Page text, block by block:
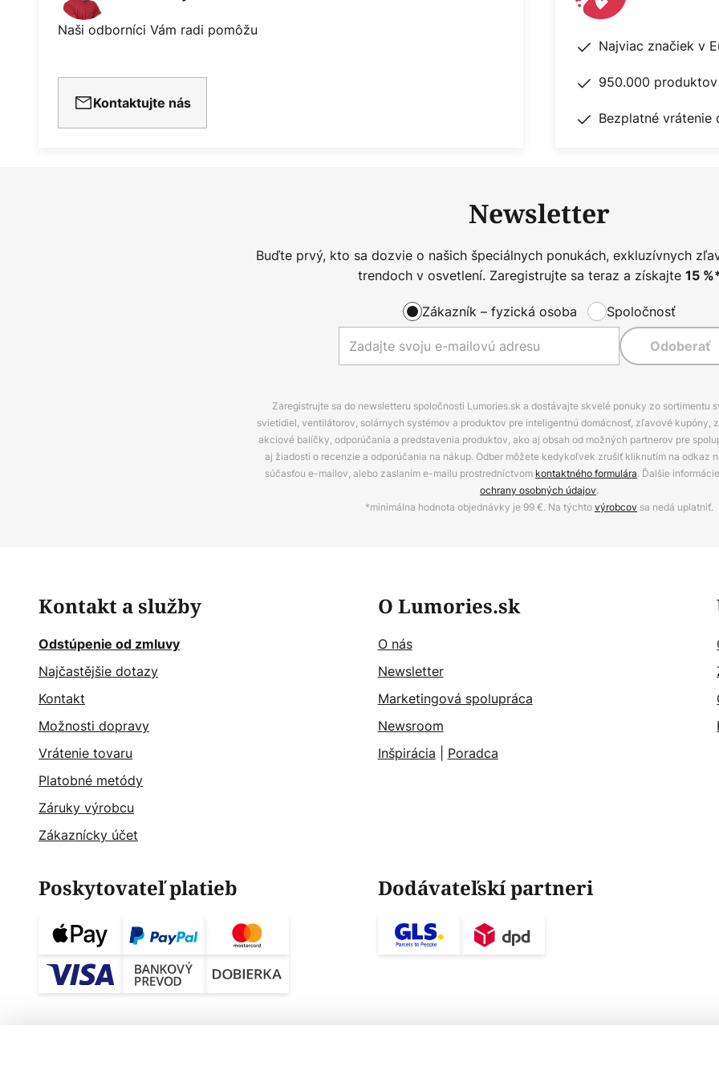
Naši odborníci Vám radi pomôžu
Kontaktujte nás
Najviac značiek v
950.000
Bezplatné vrátenie
Newsletter
Buďte prvý, kto sa dozvie o našich špeciálnych ponukách, exkluzívnych
trendoch v osvetlení. Zaregistrujte sa teraz a získajte 15
Zákazník – fyzická osoba Spoločnosť
Odoberať
Zaregistrujte sa do newsletteru spoločnosti Lumories.sk a dostávajte skvelé ponuky zo sortimentu
svietidiel, ventilátorov, solárnych systémov a produktov pre inteligentnú domácnosť, zľavové kupóny,
akciové balíčky, odporúčania a predstavenia produktov, ako aj obsah od možných partnerov pre
aj žiadosti o recenzie a odporúčania na nákup. Odber môžete kedykoľvek zrušiť kliknutím na odkaz
súčasťou e-mailov, alebo zaslaním e-mailu prostredníctvom kontaktného formulára. Ďalšie
ochrany osobných údajov.
*minimálna hodnota objednávky je 99 €. Na týchtovýrobcov sa nedá uplatniť.
Kontakt a služby
Odstúpenie od zmluvy
Najčastějšie dotazy
Kontakt
Možnosti dopravy
Vrátenie tovaru
Platobné metódy
Záruky výrobcu
Zákaznícky účet
O Lumories.sk
O nás
Newsletter
Marketingová spolupráca
Newsroom
Inšpirácia
Poradca
Poskytovateľ platieb Dodávateľskí partneri